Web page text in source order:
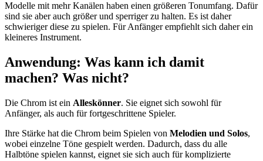
Modelle mit mehr Kanälen haben einen größeren Tonumfang. Dafür
sind sie aber auch größer und sperriger zu halten. Es ist daher
schwieriger diese zu spielen. Für Anfänger empfiehlt sich daher ein
kleineres Instrument.
Anwendung: Was kann ich damit
machen? Was nicht?
Die Chrom ist ein Alleskönner. Sie eignet sich sowohl für
Anfänger, als auch für fortgeschrittene Spieler.
Ihre Stärke hat die Chrom beim Spielen von Melodien und Solos,
wobei einzelne Töne gespielt werden. Dadurch, dass du alle
Halbtöne spielen kannst, eignet sie sich auch für komplizierte